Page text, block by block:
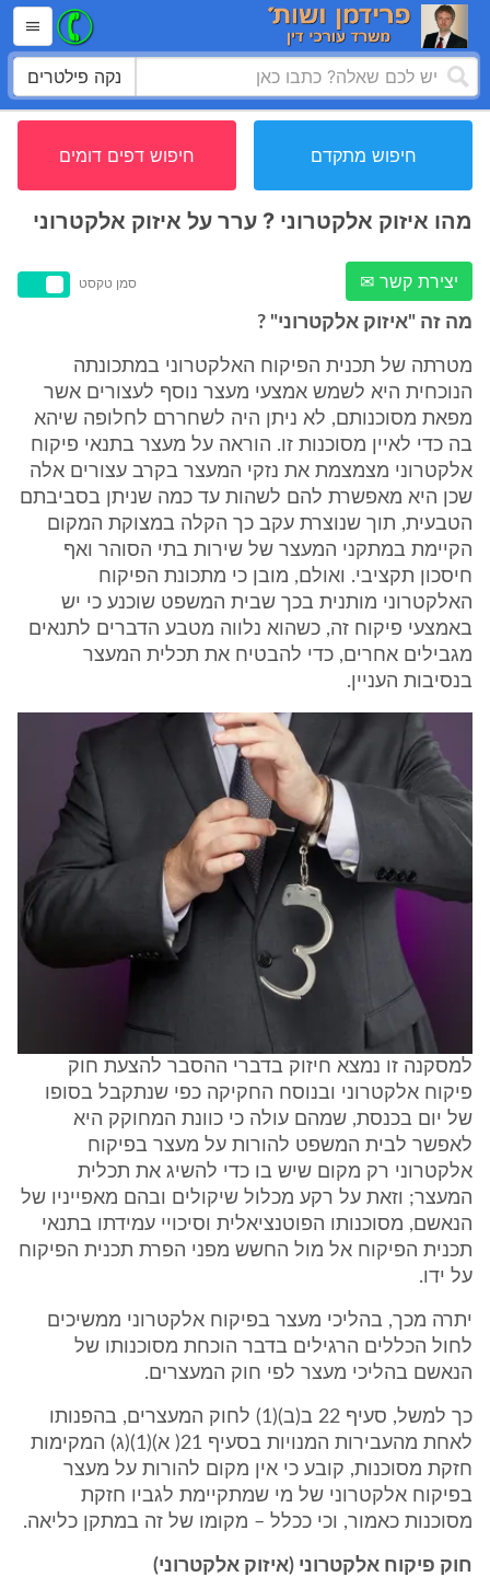
נקה פילטרים
חיפוש מתקדם חיפוש דפים דומים
מהו איזוק אלקטרוני ? ערר על איזוק אלקטרוני
יצירת קשר ✉ סמן טקסט
מה זה "איזוק אלקטרוני" ?
מטרתה של תכנית הפיקוח האלקטרוני במתכונתה
הנוכחית היא לשמש אמצעי מעצר נוסף לעצורים אשר
מפאת מסוכנותם, לא ניתן היה לשחררם לחלופה שיהא
בה כדי לאיין מסוכנות זו. הוראה על מעצר בתנאי פיקוח
אלקטרוני מצמצמת את נזקי המעצר בקרב עצורים אלה
שכן היא מאפשרת להם לשהות עד כמה שניתן בסביבתם
הטבעית, תוך שנוצרת עקב כך הקלה במצוקת המקום
הקיימת במתקני המעצר של שירות בתי הסוהר ואף
חיסכון תקציבי. ואולם, מובן כי מתכונת הפיקוח
האלקטרוני מותנית בכך שבית המשפט שוכנע כי יש
באמצעי פיקוח זה, כשהוא נלווה מטבע הדברים לתנאים
מגבילים אחרים, כדי להבטיח את תכלית המעצר
בנסיבות העניין.
למסקנה זו נמצא חיזוק בדברי ההסבר להצעת חוק
פיקוח אלקטרוני ובנוסח החקיקה כפי שנתקבל בסופו
של יום בכנסת, שמהם עולה כי כוונת המחוקק היא
לאפשר לבית המשפט להורות על מעצר בפיקוח
אלקטרוני רק מקום שיש בו כדי להשיג את תכלית
המעצר; וזאת על רקע מכלול שיקולים ובהם מאפייניו של
הנאשם, מסוכנותו הפוטנציאלית וסיכויי עמידתו בתנאי
תכנית הפיקוח אל מול החשש מפני הפרת תכנית הפיקוח
על ידו.
יתרה מכך, בהליכי מעצר בפיקוח אלקטרוני ממשיכים
לחול הכללים הרגילים בדבר הוכחת מסוכנותו של
הנאשם בהליכי מעצר לפי חוק המעצרים.
כך למשל, סעיף 22 ב(ב)(1) לחוק המעצרים, בהפנותו
לאחת מהעבירות המנויות בסעיף 21( א)(1)(ג) המקימות
חזקת מסוכנות, קובע כי אין מקום להורות על מעצר
בפיקוח אלקטרוני של מי שמתקיימת לגביו חזקת
מסוכנות כאמור, וכי ככלל – מקומו של זה במתקן כליאה.
חוק פיקוח אלקטרוני (איזוק אלקטרוני)